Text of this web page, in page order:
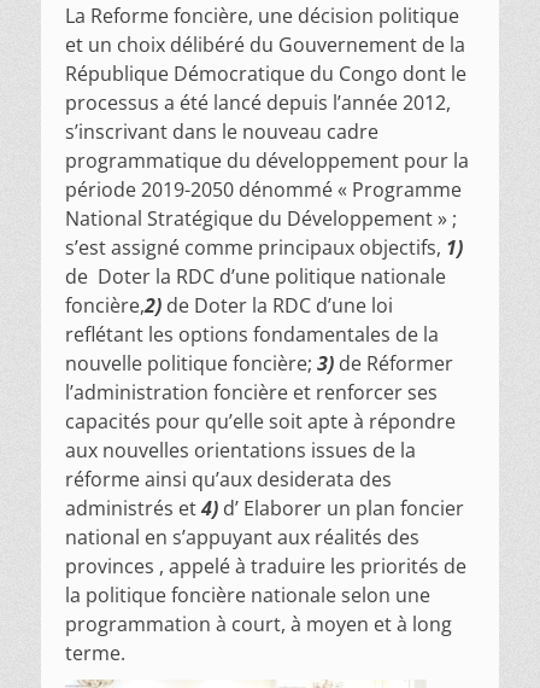
La Reforme foncière, une décision politique
et un choix délibéré du Gouvernement de la
République Démocratique du Congo dont le
processus a été lancé depuis l’année 2012,
s’inscrivant dans le nouveau cadre
programmatique du développement pour la
période 2019-2050 dénommé « Programme
National Stratégique du Développement » ;
s’est assigné comme principaux objectifs, 1)
de Doter la RDC d’une politique nationale
foncière,2) de Doter la RDC d’une loi
reflétant les options fondamentales de la
nouvelle politique foncière; 3) de Réformer
l’administration foncière et renforcer ses
capacités pour qu’elle soit apte à répondre
aux nouvelles orientations issues de la
réforme ainsi qu’aux desiderata des
administrés et4) d’ Elaborer un plan foncier
national en s’appuyant aux réalités des
provinces , appelé à traduire les priorités de
la politique foncière nationale selon une
programmation à court, à moyen et à long
terme.